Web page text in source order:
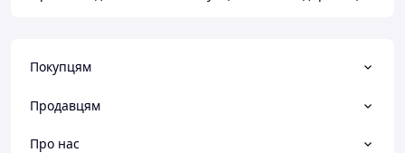
Покупцям
Продавцям
Про нас